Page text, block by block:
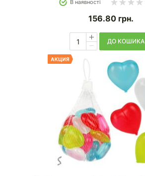
В наявності
156.80 грн.
ДО КОШИКА